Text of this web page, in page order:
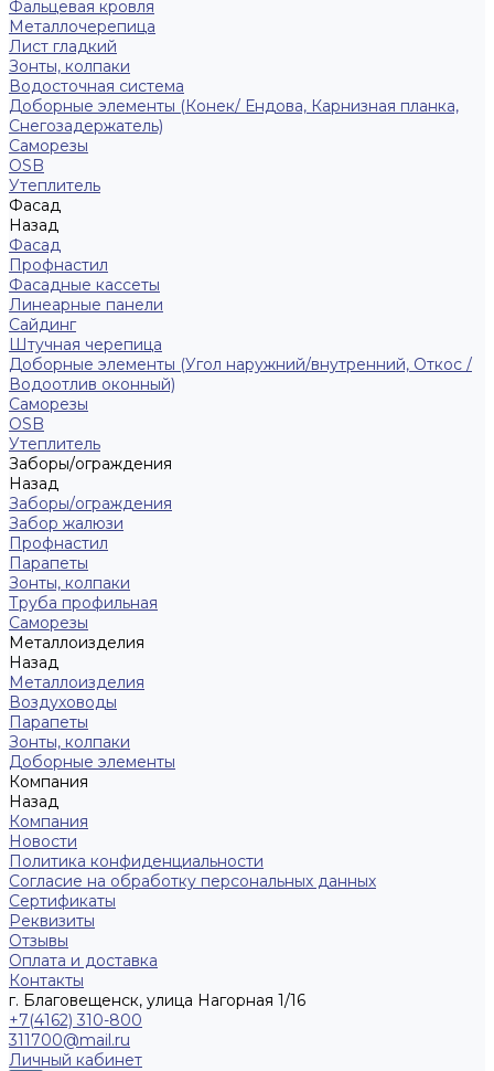
Фальцевая кровля
Металлочерепица
Лист гладкий
Зонты, колпаки
Водосточная система
Доборные элементы (Конек/ Ендова, Карнизная планка,
Снегозадержатель)
Саморезы
ОSB
Утеплитель
Фасад
Назад
Фасад
Профнастил
Фасадные кассеты
Линеарные панели
Сайдинг
Штучная черепица
Доборные элементы (Угол наружний/внутренний, Откос /
Водоотлив оконный)
Саморезы
OSB
Утеплитель
Заборы/ограждения
Назад
Заборы/ограждения
Забор жалюзи
Профнастил
Парапеты
Зонты, колпаки
Труба профильная
Саморезы
Металлоизделия
Назад
Металлоизделия
Воздуховоды
Парапеты
Зонты, колпаки
Доборные элементы
Компания
Назад
Компания
Новости
Политика конфиденциальности
Согласие на обработку персональных данных
Сертификаты
Реквизиты
Отзывы
Оплата и доставка
Контакты
г. Благовещенск, улица Нагорная 1/16
+7(4162) 310-800
311700@mail.ru
Личный кабинет